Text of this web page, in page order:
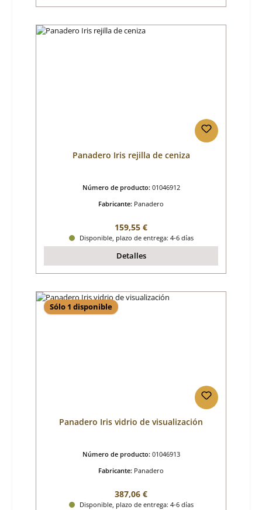
Panadero Iris rejilla de ceniza
Número de producto: 01046912
Fabricante: Panadero
Precio normal:
159,55 €
Disponible, plazo de entrega: 4-6 días
Detalles
Sólo 1 disponible
Panadero Iris vidrio de visualización
Número de producto: 01046913
Fabricante: Panadero
Precio normal:
387,06 €
Disponible, plazo de entrega: 4-6 días